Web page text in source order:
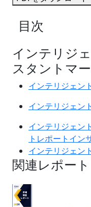
目次
インテリジ
スタントマ
インテリジェン
インテリジェン
インテリジェン
トレポートイン
インテリジェン
関連レポート